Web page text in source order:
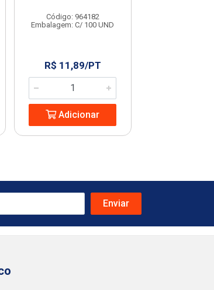
Código: 964182
Embalagem: C/ 100 UND
R$ 11,89/PT
Adicionar